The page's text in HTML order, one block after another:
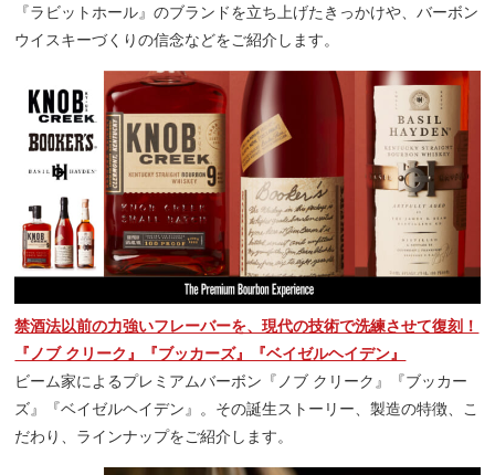
『ラビットホール』のブランドを立ち上げたきっかけや、バーボン
ウイスキーづくりの信念などをご紹介します。
禁酒法以前の力強いフレーバーを、現代の技術で洗練させて復刻！
『ノブ クリーク』『ブッカーズ』『ベイゼルヘイデン』
ビーム家によるプレミアムバーボン『ノブ クリーク』『ブッカー
ズ』『ベイゼルヘイデン』。その誕生ストーリー、製造の特徴、こ
だわり、ラインナップをご紹介します。